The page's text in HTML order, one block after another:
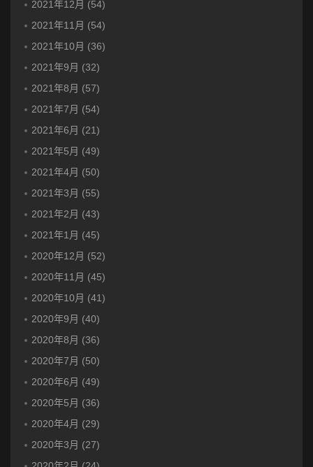
2021年12月 (54)
2021年11月 (54)
2021年10月 (36)
2021年9月 (32)
2021年8月 (57)
2021年7月 (54)
2021年6月 (21)
2021年5月 (49)
2021年4月 (50)
2021年3月 (55)
2021年2月 (43)
2021年1月 (45)
2020年12月 (52)
2020年11月 (45)
2020年10月 (41)
2020年9月 (40)
2020年8月 (36)
2020年7月 (50)
2020年6月 (49)
2020年5月 (36)
2020年4月 (29)
2020年3月 (27)